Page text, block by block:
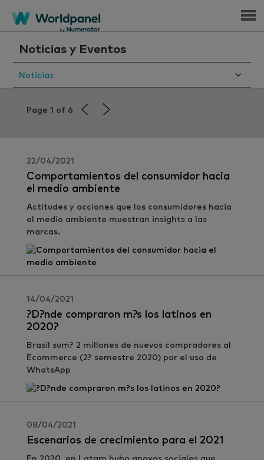
Menu
Noticias y Eventos
Noticias
Page 1 of 6
22/04/2021
Comportamientos del consumidor hacia
el medio ambiente
Actitudes y acciones que los consumidores hacia
el medio ambiente muestran insights a las
marcas.
14/04/2021
?D?nde compraron m?s los latinos en
2020?
Brasil sum? 2 millones de nuevos compradores al
Ecommerce (2? semestre 2020) por el uso de
WhatsApp
08/04/2021
Escenarios de crecimiento para el 2021